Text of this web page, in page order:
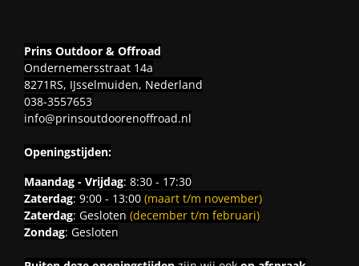
Prins Outdoor & Offroad
Ondernemersstraat 14a
8271RS, IJsselmuiden, Nederland
038-3557653
info@prinsoutdoorenoffroad.nl
Openingstijden:
Maandag - Vrijdag: 8:30 - 17:30
Zaterdag: 9:00 - 13:00 (maart t/m november)
Zaterdag: Gesloten (december t/m februari)
Zondag: Gesloten